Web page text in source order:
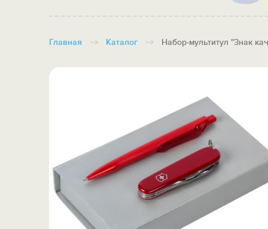
Главная Каталог Набор-мультитул "Знак